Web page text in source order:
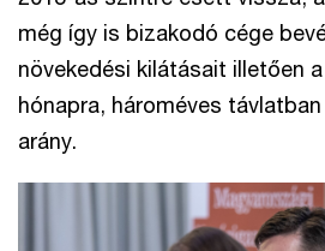
még így is bizakodó cége
növekedési kilátásait illetően
hónapra, hároméves
arány.